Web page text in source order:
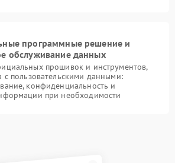
программные решение и
обслуживание данных
прошивок и инструментов,
с пользовательскими данными:
конфиденциальность и
при необходимости